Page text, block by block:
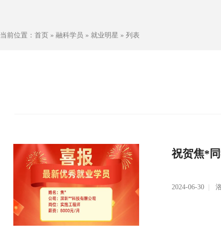
当前位置： 首页 » 融科学员 » 就业明星 » 列表
祝贺焦*
2024-06-30